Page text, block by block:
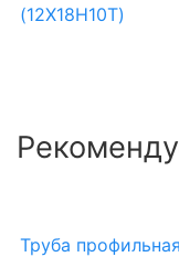
(12Х18Н10Т)
Труба профильная